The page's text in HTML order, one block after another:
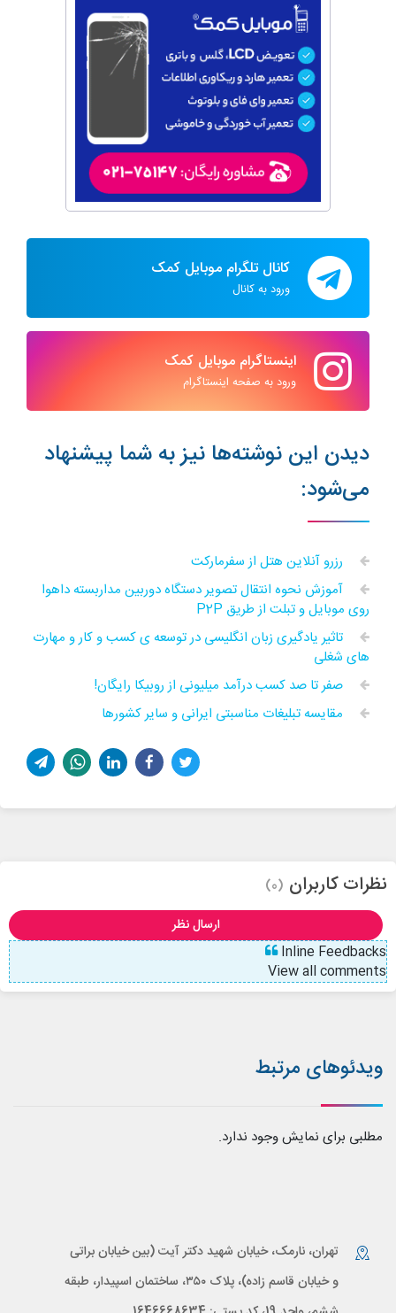
کانال تلگرام موبایل کمک
ورود به کانال
اینستاگرام موبایل کمک
ورود به صفحه اینستاگرام
دیدن این نوشته‌ها نیز به شما پیشنهاد
می‌شود:
رزرو آنلاین هتل از سفرمارکت
آموزش نحوه انتقال تصویر دستگاه دوربین مداربسته داهوا
روی موبایل و تبلت از طریق P2P
تاثیر یادگیری زبان انگلیسی در توسعه ی کسب و کار و مهارت
های شغلی
صفر تا صد کسب درآمد میلیونی از روبیکا رایگان!
مقایسه تبلیغات مناسبتی ایرانی و سایر کشورها
نظرات کاربران (0)
ارسال نظر
Inline Feedbacks
View all comments
ویدئوهای مرتبط
مطلبی برای نمایش وجود ندارد.
تهران، نارمک، خیابان شهید دکتر آیت (بین خیابان براتی
و خیابان قاسم زاده)، پلاک ۳۵۰، ساختمان اسپیدار، طبقه